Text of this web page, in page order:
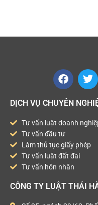
DỊCH VỤ CHUYÊN
Tư vấn luật doanh
Tư vấn đầu tư
Làm thủ tục giấy phép
Tư vấn luật đất đai
Tư vấn hôn nhân
CÔNG TY LUẬT THÁI